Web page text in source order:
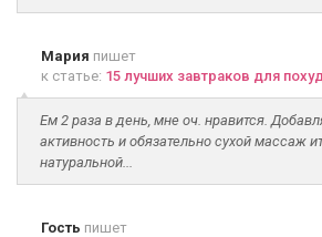
Мария пишет
к статье: 15 лучших завтраков для
Ем 2 раза в день, мне оч. нравится.
активность и обязательно сухой массаж
натуральной...
Гость пишет